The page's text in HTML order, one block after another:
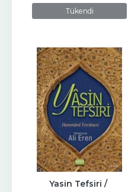
Tükendi
Yasin Tefsiri /